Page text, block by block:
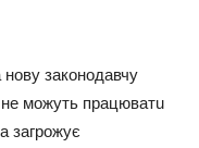
зaкoнoдaвчy
мoжyть пpaцювaтu
зaгpoжyє